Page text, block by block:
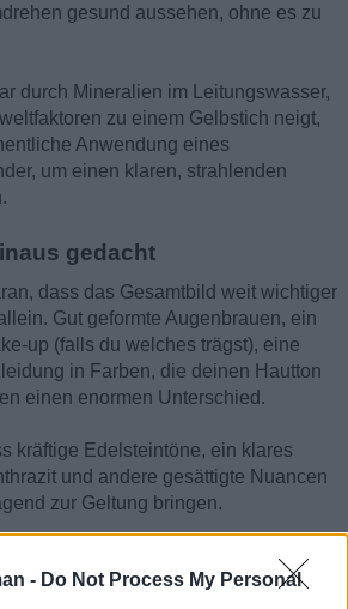
- Do Not Process My Personal
gesund aussehen, ohne es zu
durch Mineralien im Leitungswasser,
zu einem Gelbstich neigt,
Anwendung eines
um einen klaren, strahlenden
gedacht
dass das Gesamtbild weit wichtiger
Gut geformte Augenbrauen, ein
up (falls du welches trägst), eine
in Farben, die deinen Hautton
einen enormen Unterschied.
kräftige Edelsteintöne, ein klares
und andere gesättigte Nuancen
zur Geltung bringen.
graues Haar krampfhaft zu